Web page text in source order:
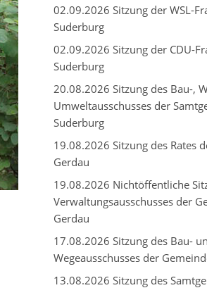
02.09.2026 Sitzung der WSL-
Suderburg
02.09.2026 Sitzung der CDU-
Suderburg
20.08.2026 Sitzung des Bau-,
Umweltausschusses der
Suderburg
19.08.2026 Sitzung des Rates
Gerdau
19.08.2026 Nichtöffentliche
Verwaltungsausschusses der
Gerdau
17.08.2026 Sitzung des Bau-
Wegeausschusses der
13.08.2026 Sitzung des